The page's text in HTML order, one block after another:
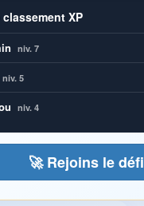
classement XP
niv. 7
niv. 5
niv. 4
🚀 Rejoins le défi